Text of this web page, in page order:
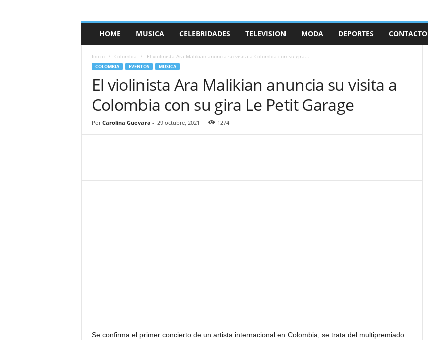
a
HOME MUSICA CELEBRIDADES TELEVISION MODA DEPORTES CONTACTO
Inicio Colombia El violinista Ara Malikian anuncia su visita a Colombia con su gira...
COLOMBIA EVENTOS MUSICA
El violinista Ara Malikian anuncia su visita a
Colombia con su gira Le Petit Garage
Por Carolina Guevara - 29 octubre, 2021 1274
Se confirma el primer concierto de un artista internacional en Colombia, se trata del multipremiado